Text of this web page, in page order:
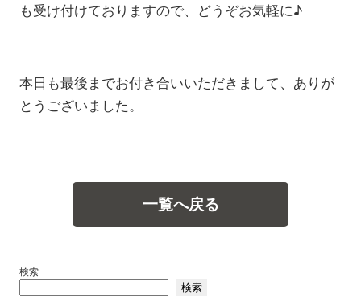
も受け付けておりますので、どうぞお気軽に♪
本日も最後までお付き合いいただきまして、ありが
とうございました。
一覧へ戻る
検索
検索